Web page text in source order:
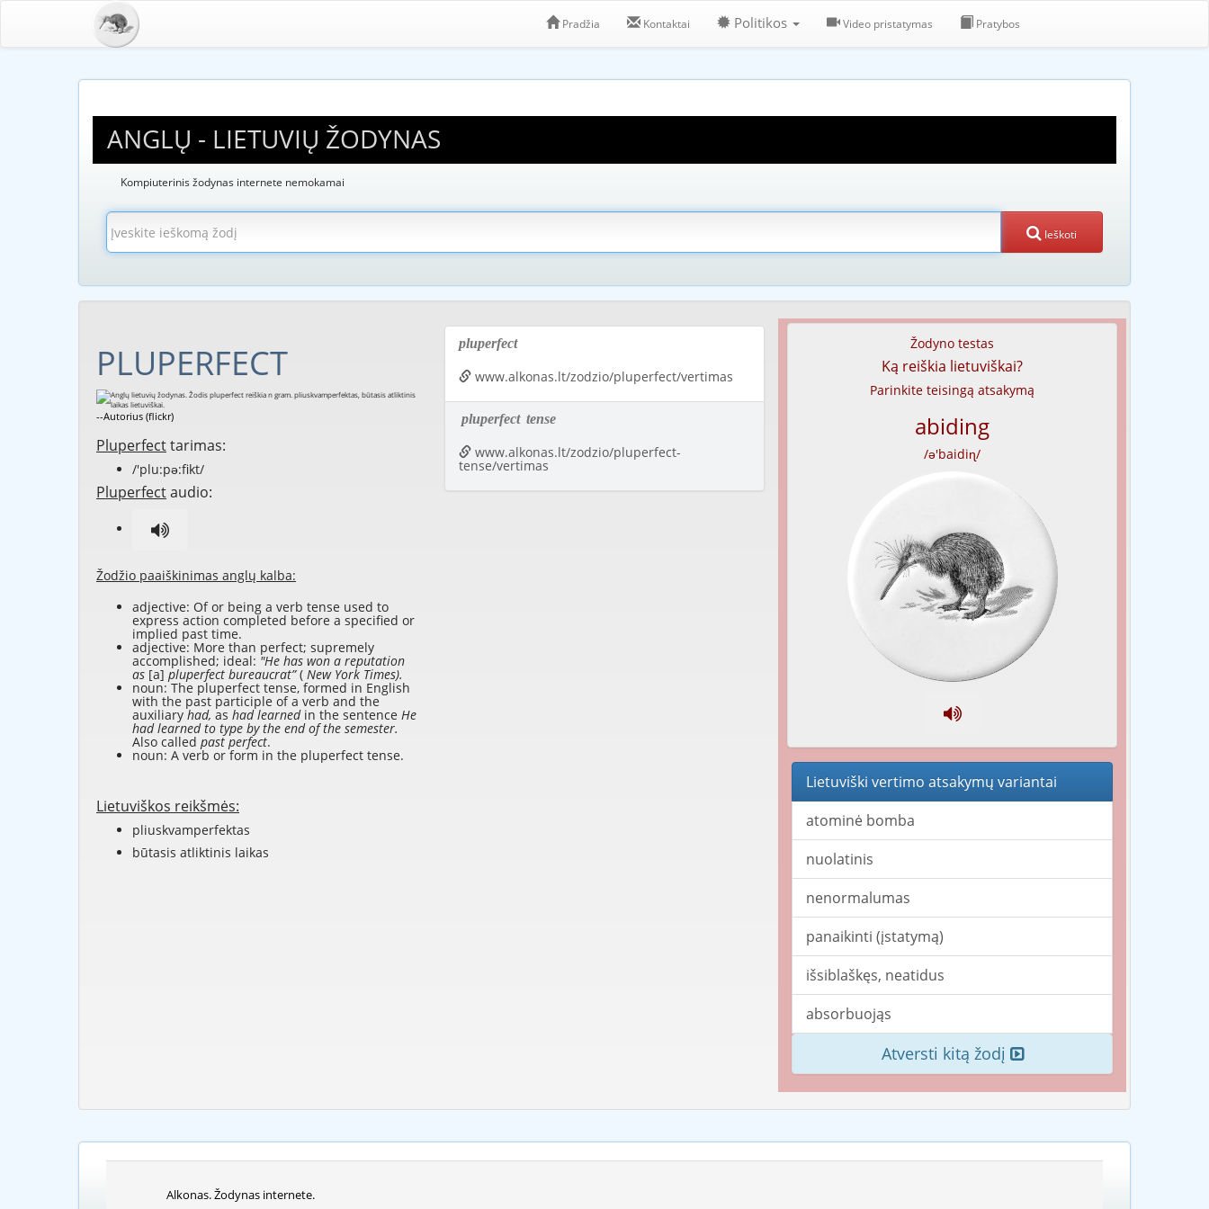
Pradžia Kontaktai Politikos Video pristatymas Pratybos
ANGLŲ - LIETUVIŲ ŽODYNAS
Kompiuterinis žodynas internete nemokamai
Ieškoti
PLUPERFECT
--Autorius (flickr)
Pluperfecttarimas:
/'plu:pə:fikt/
Pluperfectaudio:
Žodžio paaiškinimas anglų kalba:
adjective: Of or being a verb tense used to
express action completed before a specified or
implied past time.
adjective: More than perfect; supremely
accomplished; ideal: "He has won a reputation
as [a] pluperfect bureaucrat”( New York Times).
noun: The pluperfect tense, formed in English
with the past participle of a verb and the
auxiliary had, as had learnedin the sentence He
had learned to type by the end of the semester.
Also called past perfect.
noun: A verb or form in the pluperfect tense.
Lietuviškos reikšmės:
pliuskvamperfektas
būtasis atliktinis laikas
pluperfect
www.alkonas.lt/zodzio/pluperfect/vertimas
pluperfect tense
www.alkonas.lt/zodzio/pluperfect-
tense/vertimas
Žodyno testas
Ką reiškia lietuviškai?
Parinkite teisingą atsakymą
abiding
/ə'baidiɳ/
Lietuviški vertimo atsakymų variantai
atominė bomba
nuolatinis
nenormalumas
panaikinti (įstatymą)
išsiblaškęs, neatidus
absorbuojąs
Atversti kitą žodį
Alkonas. Žodynas internete.